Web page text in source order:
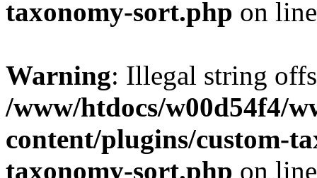
taxonomy-sort.php on
Warning: Illegal string
/www/htdocs/w00d54f4/
content/plugins/custom-
taxonomy-sort.php on